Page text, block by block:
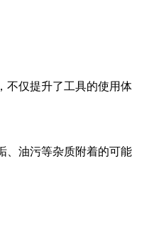
不仅提升了工具的使用体
、油污等杂质附着的可能